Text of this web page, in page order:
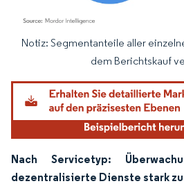
Bild © Mordor Intelligence.
Notiz: Segmentanteile aller
dem Berichtskauf
Nach Servicetyp:
dezentralisierte Dienste stark